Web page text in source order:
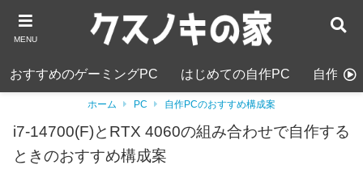
MENU
おすすめのゲーミングPC はじめての自作PC 自作PC
ホーム PC 自作PCのおすすめ構成案
i7-14700(F)とRTX 4060の組み合わせで自作する
ときのおすすめ構成案